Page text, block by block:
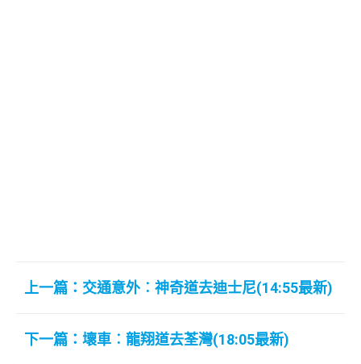
上一篇：交通意外︰神奇道去迪士尼(14:55最新)
下一篇：壞車︰龍翔道去荃灣(18:05最新)